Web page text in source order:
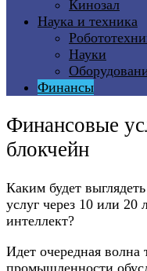
Кинозал
Наука и техника
Науки
Финансы
Финансовые
блокчейн
Каким будет
услуг через 10 или
интеллект?
Идет очередная волна
промышленности